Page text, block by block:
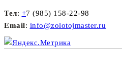
Тел: +7 (985) 158-22-98
Email: info@zolotojmaster.ru